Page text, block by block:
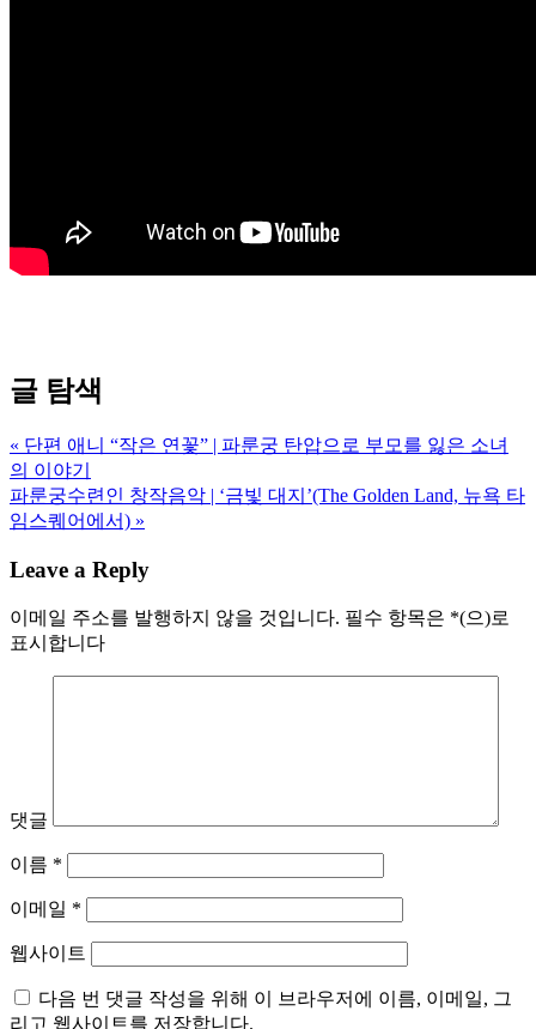
글 탐색
« 단편 애니 “작은 연꽃” | 파룬궁 탄압으로 부모를 잃은 소녀
의 이야기
파룬궁수련인 창작음악 | ‘금빛 대지’(The Golden Land, 뉴욕 타
임스퀘어에서) »
Leave a Reply
이메일 주소를 발행하지 않을 것입니다. 필수 항목은 *(으)로
표시합니다
댓글
이름 *
이메일 *
웹사이트
다음 번 댓글 작성을 위해 이 브라우저에 이름, 이메일, 그
리고 웹사이트를 저장합니다.